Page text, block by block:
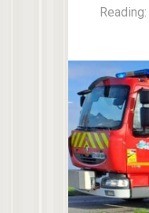
Reading: